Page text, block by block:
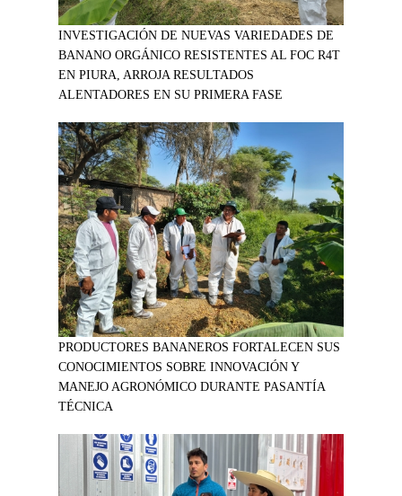
INVESTIGACIÓN DE NUEVAS VARIEDADES DE
BANANO ORGÁNICO RESISTENTES AL FOC R4T
EN PIURA, ARROJA RESULTADOS
ALENTADORES EN SU PRIMERA FASE
PRODUCTORES BANANEROS FORTALECEN SUS
CONOCIMIENTOS SOBRE INNOVACIÓN Y
MANEJO AGRONÓMICO DURANTE PASANTÍA
TÉCNICA